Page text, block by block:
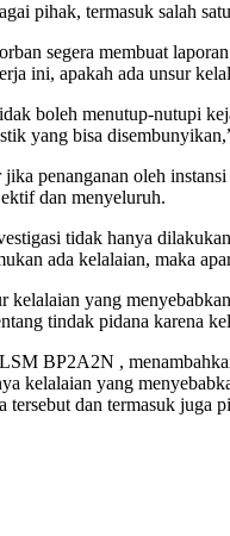
pihak, termasuk salah
segera membuat
ini, apakah ada unsur
boleh menutup-nutupi
yang bisa
penanganan oleh
dan menyeluruh.
tidak hanya
ada kelalaian, maka
kelalaian yang
tindak pidana karena
BP2A2N ,
kelalaian yang
dan termasuk juga